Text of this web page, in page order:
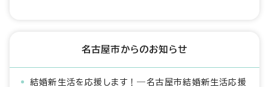
名古屋市からのお知らせ
結婚新生活を応援します！―名古屋市結婚新生活応援